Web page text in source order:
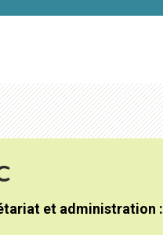
et administration :